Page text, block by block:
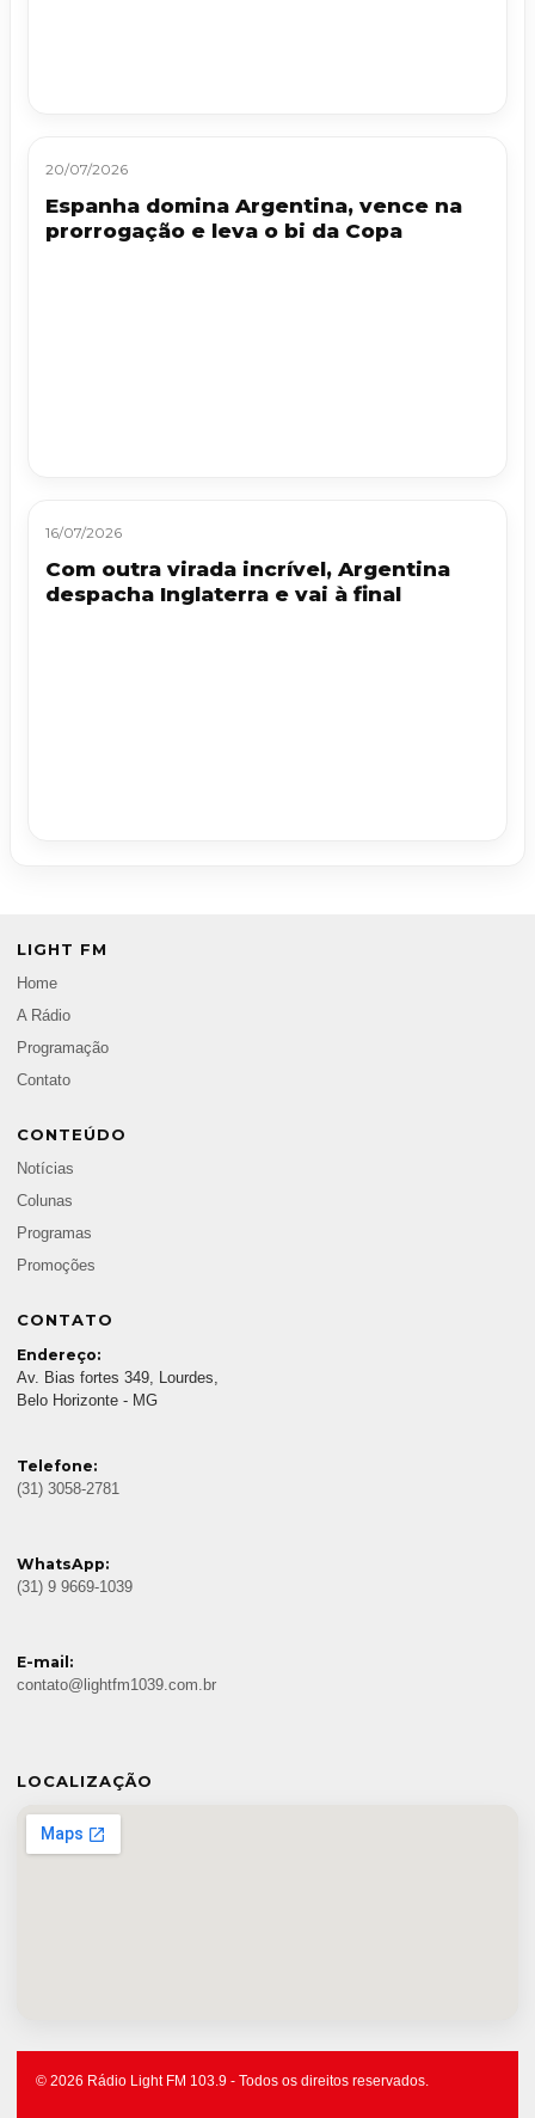
20/07/2026
Espanha domina Argentina, vence na
prorrogação e leva o bi da Copa
16/07/2026
Com outra virada incrível, Argentina
despacha Inglaterra e vai à final
LIGHT FM
Home
A Rádio
Programação
Contato
CONTEÚDO
Notícias
Colunas
Programas
Promoções
CONTATO
Endereço:
Av. Bias fortes 349, Lourdes,
Belo Horizonte - MG
Telefone:
(31) 3058-2781
WhatsApp:
(31) 9 9669-1039
E-mail:
contato@lightfm1039.com.br
LOCALIZAÇÃO
© 2026 Rádio Light FM 103.9 - Todos os direitos reservados.